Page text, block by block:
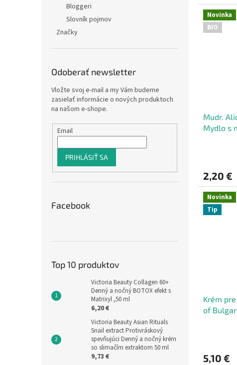
Bloggeri
Slovník pojmov
Značky
Odoberať newsletter
Vložte svoj e-mail a my Vám budeme
zasielať informácie o nových produktoch
na našom e-shope.
Email
PRIHLÁSIŤ SA
Facebook
Top 10 produktov
Victoria Beauty Collagen 60+
Denný a nočný BOTOX efekt s
Matrixyl ,50 ml
6,20 €
Victoria Beauty Asian Rituals
Snail extract Protivráskový
spevňujúci Denný a nočný krém
so slimačím extraktom 50 ml
9,73 €
Novinka
BIO
Mudr.
Mydlo s
2,20 €
Novinka
Tip
Krém
of
5,10 €